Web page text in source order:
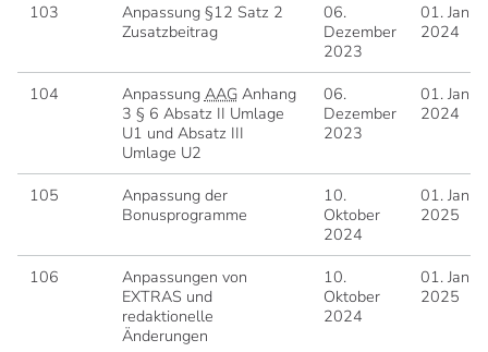
103
Anpassung §12 Satz 2
Zusatzbeitrag
06.
Dezember
2023
01.
2024
104 Anpassung AAGAnhang
3 § 6 Absatz II Umlage
U1 und Absatz III
Umlage U2
06.
Dezember
2023
01.
2024
105
Anpassung der
Bonusprogramme
10.
Oktober
2024
01.
2025
106
Anpassungen von
EXTRAS und
redaktionelle
Änderungen
10.
Oktober
2024
01.
2025